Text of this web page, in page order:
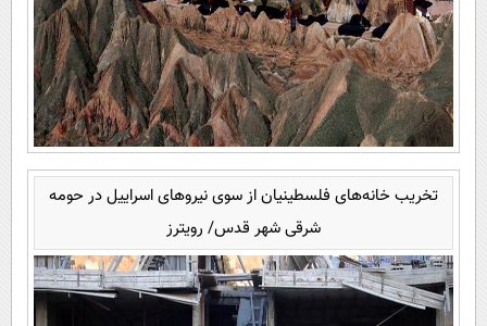
تخریب خانه‌های فلسطینیان از سوی نیروهای اسراییل در حومه
شرقی شهر قدس/ رویترز